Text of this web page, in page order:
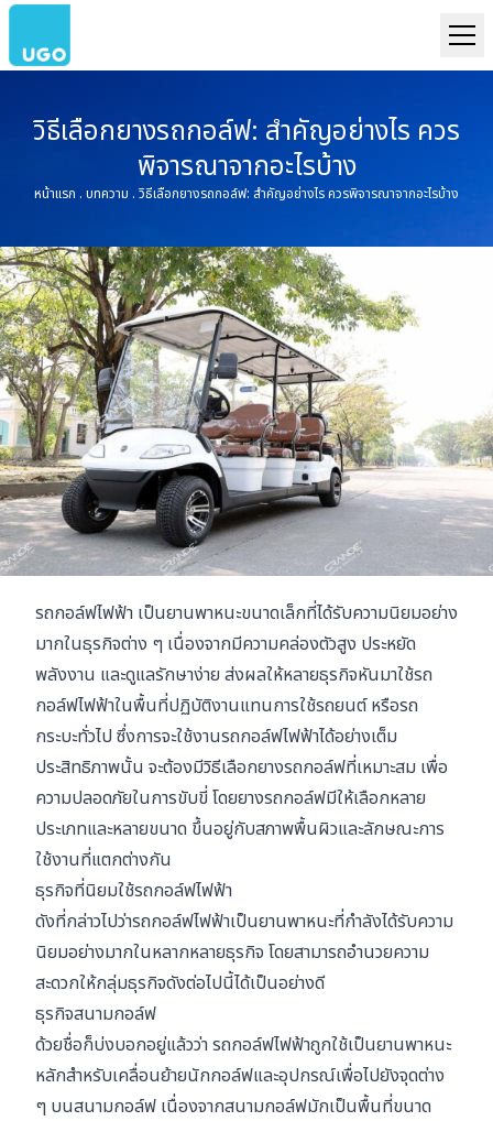
วิธีเลือกยางรถกอล์ฟ: สำคัญอย่างไร ควร
พิจารณาจากอะไรบ้าง
หน้าแรก . บทความ . วิธีเลือกยางรถกอล์ฟ: สำคัญอย่างไร ควรพิจารณาจากอะไรบ้าง
รถกอล์ฟไฟฟ้า เป็นยานพาหนะขนาดเล็กที่ได้รับความนิยมอย่าง
มากในธุรกิจต่าง ๆ เนื่องจากมีความคล่องตัวสูง ประหยัด
พลังงาน และดูแลรักษาง่าย ส่งผลให้หลายธุรกิจหันมาใช้รถ
กอล์ฟไฟฟ้าในพื้นที่ปฏิบัติงานแทนการใช้รถยนต์ หรือรถ
กระบะทั่วไป ซึ่งการจะใช้งานรถกอล์ฟไฟฟ้าได้อย่างเต็ม
ประสิทธิภาพนั้น จะต้องมีวิธีเลือกยางรถกอล์ฟที่เหมาะสม เพื่อ
ความปลอดภัยในการขับขี่ โดยยางรถกอล์ฟมีให้เลือกหลาย
ประเภทและหลายขนาด ขึ้นอยู่กับสภาพพื้นผิวและลักษณะการ
ใช้งานที่แตกต่างกัน
ธุรกิจที่นิยมใช้รถกอล์ฟไฟฟ้า
ดังที่กล่าวไปว่ารถกอล์ฟไฟฟ้าเป็นยานพาหนะที่กำลังได้รับความ
นิยมอย่างมากในหลากหลายธุรกิจ โดยสามารถอำนวยความ
สะดวกให้กลุ่มธุรกิจดังต่อไปนี้ได้เป็นอย่างดี
ธุรกิจสนามกอล์ฟ
ด้วยชื่อก็บ่งบอกอยู่แล้วว่า รถกอล์ฟไฟฟ้าถูกใช้เป็นยานพาหนะ
หลักสำหรับเคลื่อนย้ายนักกอล์ฟและอุปกรณ์เพื่อไปยังจุดต่าง
ๆ บนสนามกอล์ฟ เนื่องจากสนามกอล์ฟมักเป็นพื้นที่ขนาด